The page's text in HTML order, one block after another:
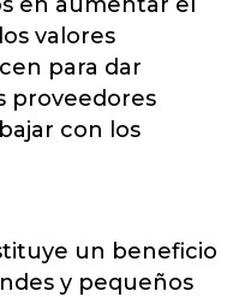
valores
para dar
proveedores
con los
un beneficio
y pequeños